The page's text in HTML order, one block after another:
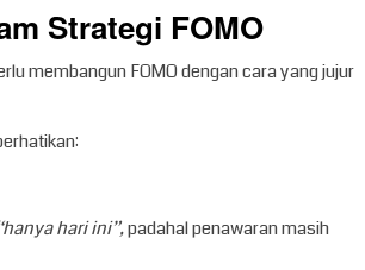
Strategi FOMO
membangun FOMO dengan cara yang jujur
hari ini”,padahal penawaran masih